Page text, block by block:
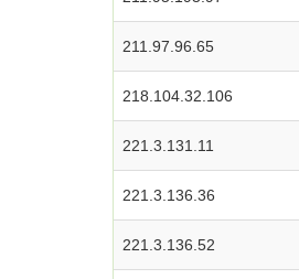
211.97.96.65
218.104.32.106
221.3.131.11
221.3.136.36
221.3.136.52